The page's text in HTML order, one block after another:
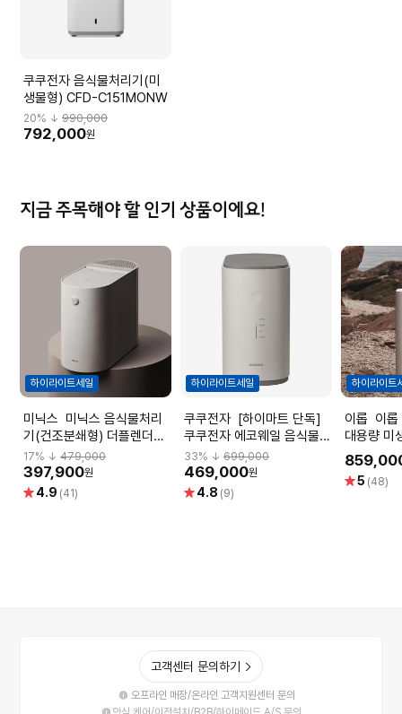
쿠쿠전자 음식물처리기(미
생물형) CFD-C151MONW
20% ↓ 990,000
792,000원
지금 주목해야 할 인기 상품이에요!
하이라이트세일
미닉스 미닉스 음식물처리
기(건조분쇄형) 더플렌더
PRO(그레이지) MNFD-
120G
17% ↓ 479,000
397,900원
별 4.9 (41)
하이라이트세일
쿠쿠전자 [하이마트 단독]
쿠쿠전자 에코웨일 음식물처
리기(건조분쇄타입/2L)
CFD-EFF201DCNW
33% ↓699,000
469,000원
별 4.8 (9)
하이라이트
이롭 이롭 더 그레블 가정용
대용량 미
식물처리
별5 (48)
고객센터 문의하기
오프라인 매장/온라인 고객지원센터 문의